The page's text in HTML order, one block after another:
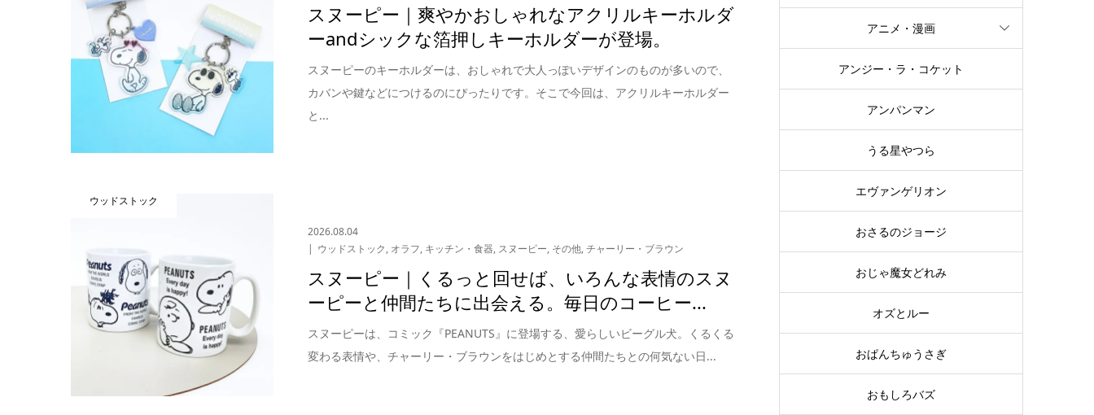
スヌーピー｜爽やかおしゃれなアクリルキーホルダ
ーandシックな箔押しキーホルダーが登場。
スヌーピーのキーホルダーは、おしゃれで大人っぽいデザインのものが多いので、
カバンや鍵などにつけるのにぴったりです。そこで今回は、アクリルキーホルダー
と...
ウッドストック
2026.08.04
ウッドストック, オラフ, キッチン・食器, スヌーピー, その他,チャーリー・ブラウン
スヌーピー｜くるっと回せば、いろんな表情のスヌ
ーピーと仲間たちに出会える。毎日のコーヒー...
スヌーピーは、コミック『PEANUTS』に登場する、愛らしいビーグル犬。くるくる
変わる表情や、チャーリー・ブラウンをはじめとする仲間たちとの何気ない日...
アニメ・漫画
アンジー・ラ・コケット
アンパンマン
うる星やつら
エヴァンゲリオン
おさるのジョージ
おじゃ魔女どれみ
オズとルー
おぱんちゅうさぎ
おもしろバズ